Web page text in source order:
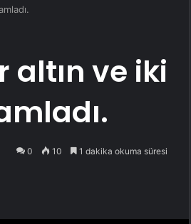
altın ve iki
0 10 1 dakika okuma süresi